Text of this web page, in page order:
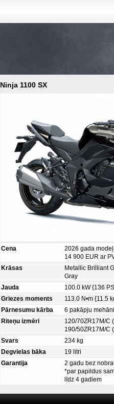
Ninja 1100 SX
Cena
2026 gada
14 900 EUR ar
Krāsas
Metallic Brilliant
Gray
Jauda
100.0 kW {136
Griezes moments
113.0 N•m {11.5
Pārnesumu kārba
6 pakāpju
Riteņu izmēri
120/70ZR17M/C
190/50ZR17M/C
Svars
234 kg
Degvielas bāka
19 litri
Garantija
2 gadu bez
*par papildus
līdz 4 gadiem